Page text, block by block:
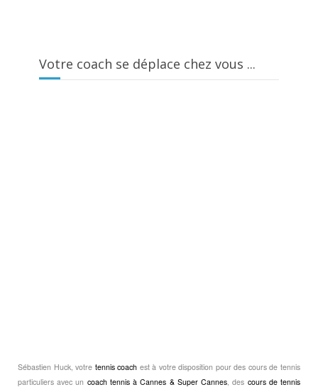
Votre coach se déplace chez vous ...
Sébastien Huck, votre tennis coach est à votre disposition pour des cours de tennis
particuliers avec un coach tennis à Cannes & Super Cannes, des cours de tennis